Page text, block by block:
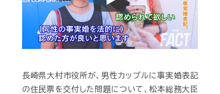
Play
長崎県大村市役所が、男性カップルに事実婚表記
の住民票を交付した問題について、松本総務大臣